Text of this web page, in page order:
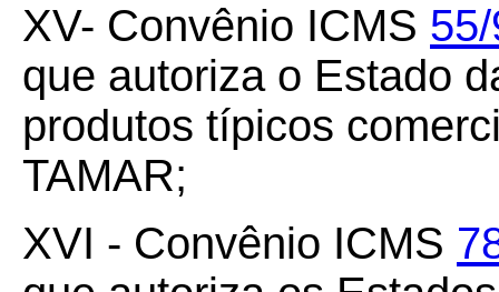
XV- Convênio ICMS
que autoriza o Estado
produtos típicos
TAMAR;
XVI - Convênio ICMS